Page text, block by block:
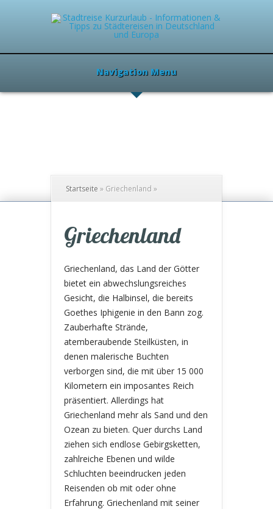
Navigation Menu
Startseite » Griechenland »
Griechenland
Griechenland, das Land der Götter
bietet ein abwechslungsreiches
Gesicht, die Halbinsel, die bereits
Goethes Iphigenie in den Bann zog.
Zauberhafte Strände,
atemberaubende Steilküsten, in
denen malerische Buchten
verborgen sind, die mit über 15 000
Kilometern ein imposantes Reich
präsentiert. Allerdings hat
Griechenland mehr als Sand und den
Ozean zu bieten. Quer durchs Land
ziehen sich endlose Gebirgsketten,
zahlreiche Ebenen und wilde
Schluchten beeindrucken jeden
Reisenden ob mit oder ohne
Erfahrung. Griechenland mit seiner